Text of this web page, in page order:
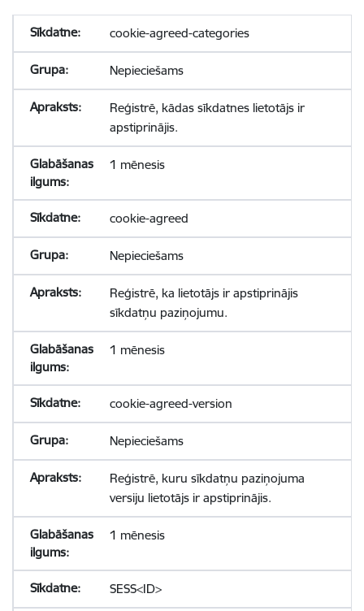
cookie-agreed-categories
Nepieciešams
Reģistrē, kādas sīkdatnes lietotājs ir
apstiprinājis.
1 mēnesis
cookie-agreed
Nepieciešams
Reģistrē, ka lietotājs ir apstiprinājis
sīkdatņu paziņojumu.
1 mēnesis
cookie-agreed-version
Nepieciešams
Reģistrē, kuru sīkdatņu paziņojuma
versiju lietotājs ir apstiprinājis.
1 mēnesis
SESS<ID>